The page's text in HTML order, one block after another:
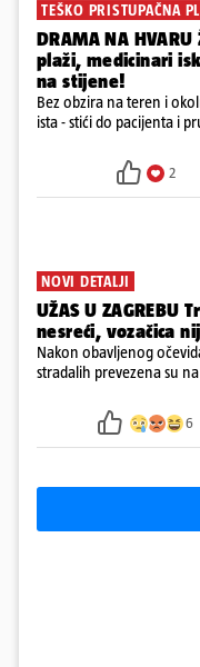
TEŠKO PRISTUPAČNA
DRAMA NA
plaži, medicinari
na stijene!
Bez obzira na teren i
ista - stići do pacijenta i
2
NOVI DETALJI
UŽAS U ZAGREBU
nesreći, vozačica
Nakon obavljenog
stradalih prevezena su
policija nastavlja
6